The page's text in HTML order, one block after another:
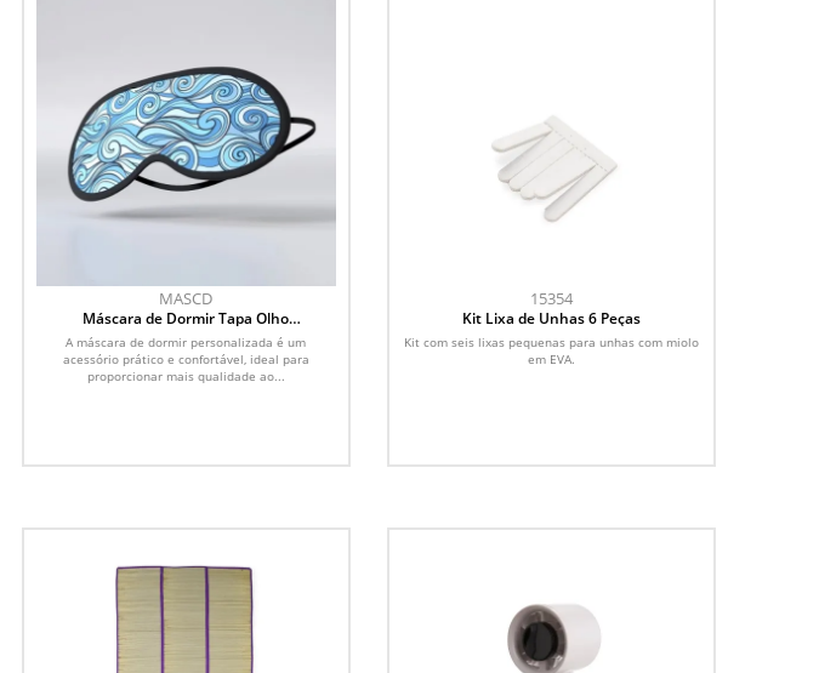
MASCD
Máscara de Dormir Tapa Olho
Personalizada
A máscara de dormir personalizada é um
acessório prático e confortável, ideal para
proporcionar mais qualidade ao...
15354
Kit Lixa de Unhas 6 Peças
Kit com seis lixas pequenas para unhas com miolo
em EVA.